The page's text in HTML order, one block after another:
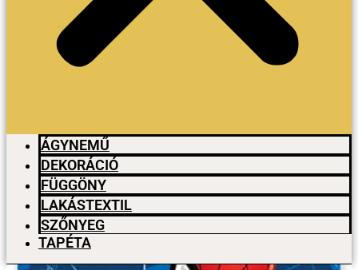
ÁGYNEMŰ
DEKORÁCIÓ
FÜGGÖNY
LAKÁSTEXTIL
SZŐNYEG
TAPÉTA